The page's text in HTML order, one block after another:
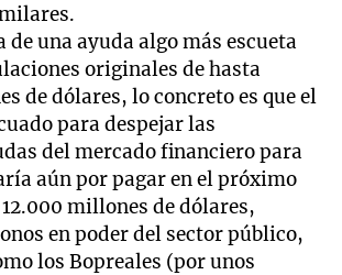
de una ayuda algo más escueta
originales de hasta
de dólares, lo concreto es que el
para despejar las
del mercado financiero para
aún por pagar en el próximo
millones de dólares,
en poder del sector público,
los Bopreales (por unos